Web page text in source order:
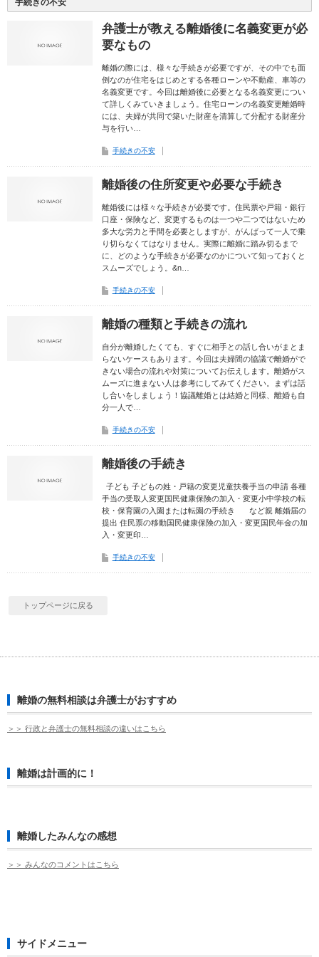
弁護士が教える離婚後に名義変更が必
要なもの
離婚の際には、様々な手続きが必要ですが、その中でも面
倒なのが住宅をはじめとする各種ローンや不動産、車等の
名義変更です。今回は離婚後に必要となる名義変更につい
て詳しくみていきましょう。住宅ローンの名義変更離婚時
には、夫婦が共同で築いた財産を清算して分配する財産分
与を行い…
手続きの不安
離婚後の住所変更や必要な手続き
離婚後には様々な手続きが必要です。住民票や戸籍・銀行
口座・保険など、変更するものは一つや二つではないため
多大な労力と手間を必要としますが、がんばって一人で乗
り切らなくてはなりません。実際に離婚に踏み切るまで
に、どのような手続きが必要なのかについて知っておくと
スムーズでしょう。&n…
手続きの不安
離婚の種類と手続きの流れ
自分が離婚したくても、すぐに相手との話し合いがまとま
らないケースもあります。今回は夫婦間の協議で離婚がで
きない場合の流れや対策についてお伝えします。離婚がス
ムーズに進まない人は参考にしてみてください。まずは話
し合いをしましょう！協議離婚とは結婚と同様、離婚も自
分一人で…
手続きの不安
離婚後の手続き
子ども 子どもの姓・戸籍の変更児童扶養手当の申請 各種
手当の受取人変更国民健康保険の加入・変更小中学校の転
校・保育園の入園または転園の手続き など親 離婚届の
提出 住民票の移動国民健康保険の加入・変更国民年金の加
入・変更印…
手続きの不安
トップページに戻る
離婚の無料相談は弁護士がおすすめ
＞＞ 行政と弁護士の無料相談の違いはこちら
離婚は計画的に！
離婚したみんなの感想
＞＞ みんなのコメントはこちら
サイドメニュー